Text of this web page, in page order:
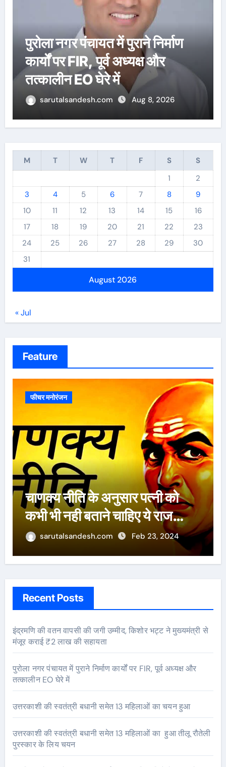
उत्तरकाशी की स्वतंत्री बधानी समेत
13 महिलाओं का चयन हुआ
sarutalsandesh.com Aug 6, 2026
August 2026
M T W T F S
S
1
2
3
4 5 6 7 8
9
10
11 12 13 14 15
16
17
18 19 20 21 22
23
24
25 26 27 28 29
30
31
« Jul
Feature
फीचर मनोरंजन
ऐसे 100 बार मरूंगी, मेरी वजह से
बची लाखों महिलाओं की जान : पूनम
पांडेय
sarutalsandesh.com Feb 23, 2024
Recent Posts
इंद्रमणि की वतन वापसी की जगी उम्मीद, किशोर भट्ट ने मुख्यमंत्री से
मंजूर कराई ₹2 लाख की सहायता
पुरोला नगर पंचायत में पुराने निर्माण कार्यों पर FIR, पूर्व अध्यक्ष और
तत्कालीन EO घेरे में
उत्तरकाशी की स्वतंत्री बधानी समेत 13 महिलाओं का चयन हुआ
उत्तरकाशी की स्वतंत्री बधानी समेत 13 महिलाओं का हुआ तीलू रौतेली
पुरस्कार के लिय चयन